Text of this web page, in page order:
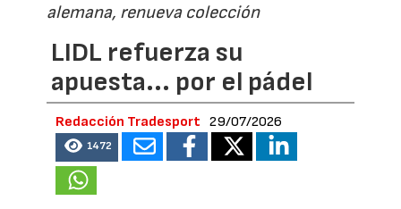
alemana, renueva colección
LIDL refuerza su
apuesta... por el pádel
Redacción Tradesport 29/07/2026
1472